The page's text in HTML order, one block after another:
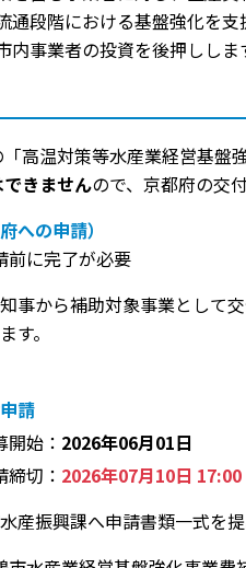
通段階における基盤強化を
内事業者の投資を後押ししま
高温対策等水産業経営基盤
きませんので、京都府の交
への申請）
前に完了が必要
事から補助対象事業として
す。
請
開始： 2026年06月01日
締切： 2026年07月10日 17:00
産振興課へ申請書類一式を提